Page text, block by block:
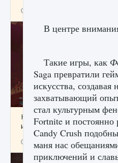
Как приручить существ
игре Creatures of Ava
В центре
Такие игры, как
Saga превратили
искусства, создавая
захватывающий
стал культурным
Fortnite и
Candy Crush
маня нас
приключений и